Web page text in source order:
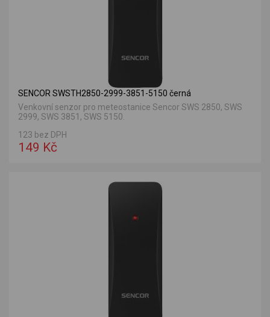
SENCOR SWSTH2850-2999-3851-5150 černá
Venkovní senzor pro meteostanice Sencor SWS 2850, SWS
2999, SWS 3851, SWS 5150.
123 bez DPH
149 Kč